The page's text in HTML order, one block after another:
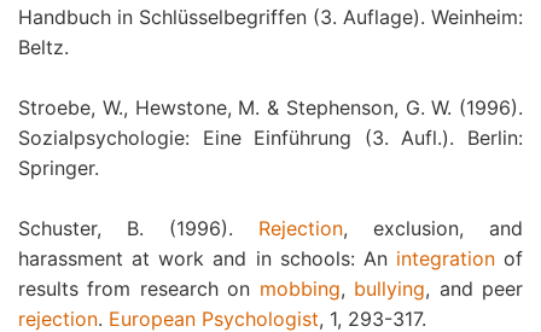
Handbuch in Schlüsselbegriffen (3. Auflage). Weinheim:
Beltz.
Stroebe, W., Hewstone, M. & Stephenson, G. W. (1996).
Sozialpsychologie: Eine Einführung (3. Aufl.). Berlin:
Springer.
Schuster, B. (1996). Rejection, exclusion, and
harassment at work and in schools: An integrationof
results from research on mobbing, bullying, and peer
rejection. European Psychologist, 1, 293-317.